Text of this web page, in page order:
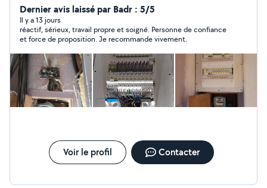
Dernier avis laissé par Badr : 5/5
Il y a 13 jours
réactif, sérieux, travail propre et soigné. Personne de confiance
et force de proposition. Je recommande vivement.
Voir le profil Contacter